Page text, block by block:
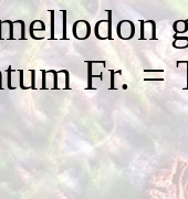
Fr. =